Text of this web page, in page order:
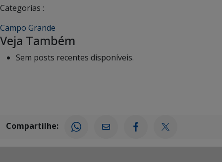
Categorias :
Campo Grande
Veja Também
Sem posts recentes disponíveis.
Compartilhe: